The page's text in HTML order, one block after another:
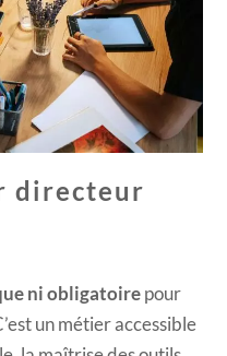
directeur
ni obligatoire pour
un métier accessible